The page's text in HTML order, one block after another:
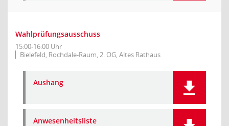
Wahlprüfungsausschuss
15:00-16:00 Uhr
Bielefeld, Rochdale-Raum, 2. OG, Altes Rathaus
Aushang
Anwesenheitsliste